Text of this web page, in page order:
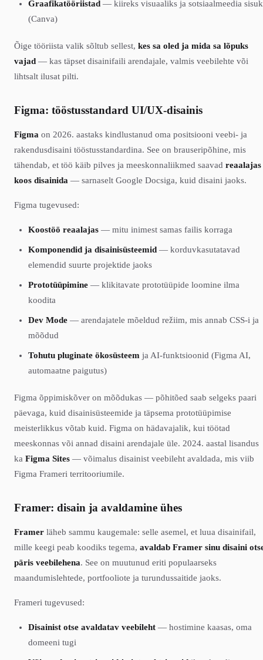
Graafikatööriistad — kiireks visuaaliks ja sotsiaalmeedia
(Canva)
Õige tööriista valik sõltub sellest, kes sa oled ja mida sa lõpuks
vajad — kas täpset disainifaili arendajale, valmis veebilehte või
lihtsalt ilusat pilti.
Figma: tööstusstandard UI/UX-disainis
Figma on 2026. aastaks kindlustanud oma positsiooni veebi- ja
rakendusdisaini tööstusstandardina. See on brauseripõhine, mis
tähendab, et töö käib pilves ja meeskonnaliikmed saavad reaalajas
koos disainida — sarnaselt Google Docsiga, kuid disaini jaoks.
Figma tugevused:
Koostöö reaalajas — mitu inimest samas failis korraga
Komponendid ja disainisüsteemid — korduvkasutatavad
elemendid suurte projektide jaoks
Prototüüpimine — klikitavate prototüüpide loomine ilma
koodita
Dev Mode — arendajatele mõeldud režiim, mis annab CSS-i ja
mõõdud
Tohutu pluginate ökosüsteem ja AI-funktsioonid (Figma AI,
automaatne paigutus)
Figma õppimiskõver on mõõdukas — põhitõed saab selgeks paari
päevaga, kuid disainisüsteemide ja täpsema prototüüpimise
meisterlikkus võtab kuid. Figma on hädavajalik, kui töötad
meeskonnas või annad disaini arendajale üle. 2024. aastal lisandus
ka Figma Sites — võimalus disainist veebileht avaldada, mis viib
Figma Frameri territooriumile.
Framer: disain ja avaldamine ühes
Framer läheb sammu kaugemale: selle asemel, et luua disainifail,
mille keegi peab koodiks tegema, avaldab Framer sinu disaini
päris veebilehena. See on muutunud eriti populaarseks
maandumislehtede, portfooliote ja turundussaitide jaoks.
Frameri tugevused:
Disainist otse avaldatav veebileht — hostimine kaasas, oma
domeeni tugi